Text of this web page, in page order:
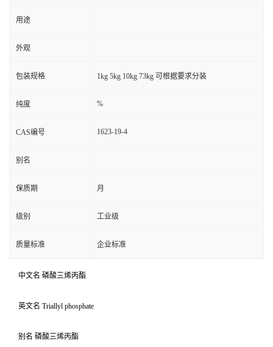
用途
外观
包装规格 1kg 5kg 10kg 73kg 可根据要求分装
纯度 %
CAS编号 1623-19-4
别名
保质期 月
级别 工业级
质量标准 企业标准
中文名 磷酸三烯丙酯
英文名 Triallyl phosphate
别名 磷酸三烯丙酯